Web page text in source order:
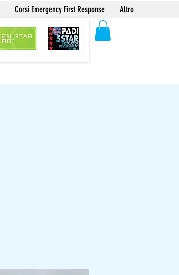
Corsi Emergency First Response Altro